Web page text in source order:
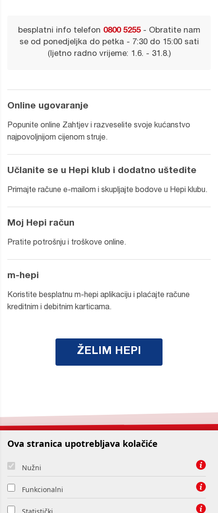
besplatni info telefon 0800 5255- Obratite nam
se od ponedjeljka do petka - 7:30 do 15:00 sati
(ljetno radno vrijeme: 1.6. - 31.8.)
Online ugovaranje
Popunite online Zahtjev i razveselite svoje kućanstvo
najpovoljnijom cijenom struje.
Učlanite se u Hepi klub i dodatno uštedite
Primajte račune e-mailom i skupljajte bodove u Hepi klubu.
Moj Hepi račun
Pratite potrošnju i troškove online.
m-hepi
Koristite besplatnu m-hepi aplikaciju i plaćajte račune
kreditnim i debitnim karticama.
ŽELIM HEPI
Ova stranica upotrebljava kolačiće
Nužni
Funkcionalni